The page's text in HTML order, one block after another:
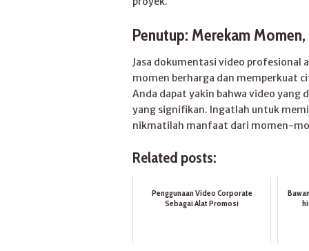
Penutup: Merekam
Jasa dokumentasi video profesional
momen berharga dan memperkuat
Anda dapat yakin bahwa video
yang signifikan. Ingatlah untuk
nikmatilah manfaat dari momen-
Related posts:
Penggunaan Video Corporate
Sebagai Alat Promosi